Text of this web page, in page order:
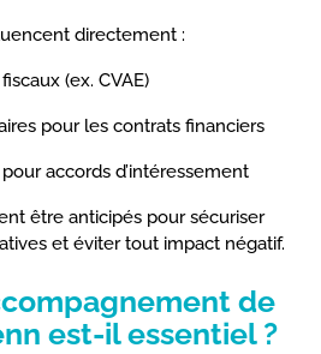
directement :
(ex. CVAE)
pour les contrats financiers
accords d’intéressement
être anticipés pour sécuriser
et éviter tout impact négatif.
de
est-il essentiel ?